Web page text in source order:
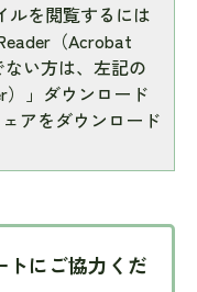
ルを閲覧するには
（Acrobat
い方は、左記の
）」ダウンロード
アをダウンロード
トにご協力くだ